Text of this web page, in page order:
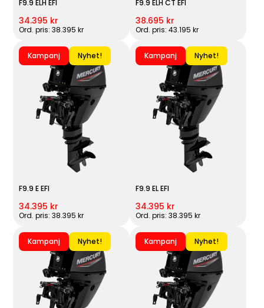
F9.9 ELH EFI
34.395 kr
Ord. pris: 38.395 kr
F9.9 ELH CT EFI
38.695 kr
Ord. pris: 43.195 kr
Kampanj Nyhet!
F9.9 E EFI
34.395 kr
Ord. pris: 38.395 kr
Kampanj Nyhet!
F9.9 EL EFI
34.395 kr
Ord. pris: 38.395 kr
Kampanj Nyhet! Kampanj Nyhet!